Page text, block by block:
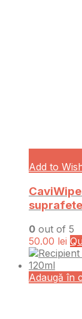
Add to
suprafete
0 out of 5
50.00 lei
Adaugă în